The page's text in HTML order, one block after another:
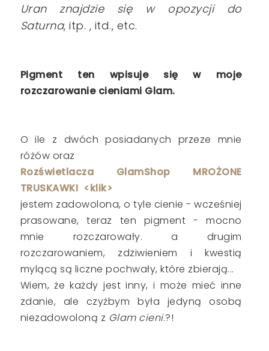
Uran znajdzie się w opozycji do
Saturna, itp. , itd., etc.
Pigment ten wpisuje się w moje
rozczarowanie cieniami Glam.
O ile z dwóch posiadanych przeze mnie
różów oraz
Rozświetlacza GlamShop MROŻONE
TRUSKAWKI <klik>
jestem zadowolona, o tyle cienie - wcześniej
prasowane, teraz ten pigment - mocno
mnie rozczarowały. a drugim
rozczarowaniem, zdziwieniem i kwestią
mylącą są liczne pochwały, które zbierają...
Wiem, że każdy jest inny, i może mieć inne
zdanie, ale czyżbym była jedyną osobą
niezadowoloną z Glam cieni.?!